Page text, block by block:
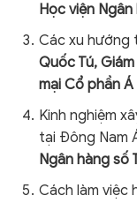
Học viện Ngân
Các xu hướng
Quốc Tú,
mại Cổ phần
Kinh nghiệm
tại Đông Nam
Ngân hàng số
Cách làm việc